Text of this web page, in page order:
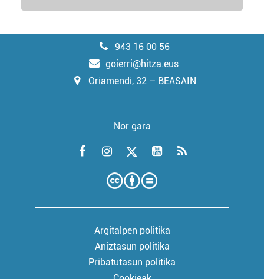
943 16 00 56
goierri@hitza.eus
Oriamendi, 32 – BEASAIN
Nor gara
Argitalpen politika
Aniztasun politika
Pribatutasun politika